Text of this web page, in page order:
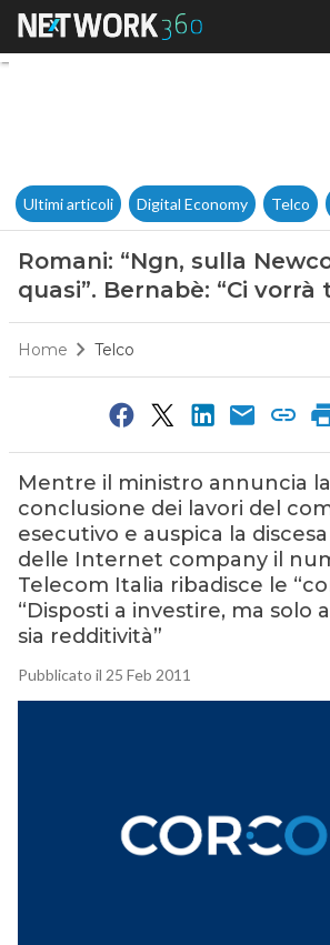
Romani:
Ultimi articoli Digital Economy Telco
Romani: “Ngn, sulla
quasi”. Bernabè: “Ci vorrà
Home Telco
Mentre il ministro annuncia
conclusione dei lavori del
esecutivo e auspica la
delle Internet company il
Telecom Italia ribadisce le
“Disposti a investire, ma solo
sia redditività”
Pubblicato il 25 Feb 2011